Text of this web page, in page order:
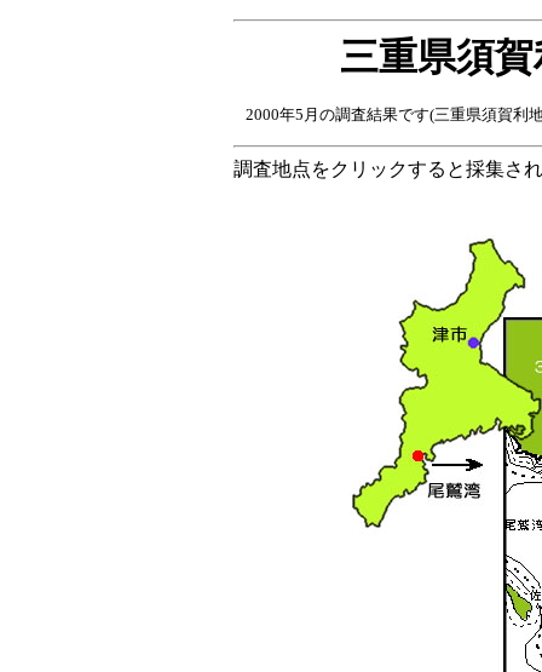
三重県須
2000年5月の調査結果です(三重県須賀利
調査地点をクリックすると採集さ